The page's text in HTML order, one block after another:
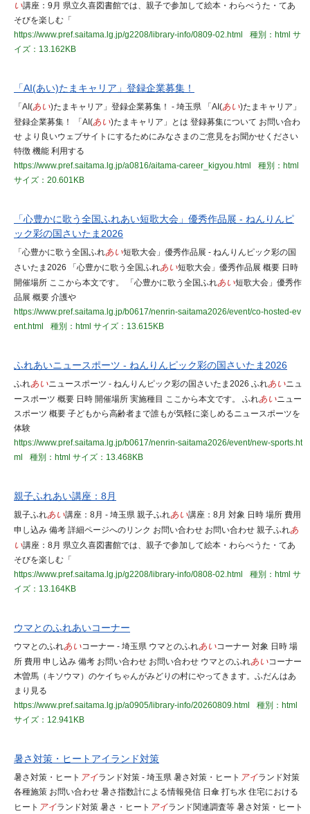
い講座：9月 県立久喜図書館では、親子で参加して絵本・わらべうた・てあ
そびを楽しむ「
https://www.pref.saitama.lg.jp/g2208/library-info/0809-02.html
種別：html サ
イズ：13.162KB
「AI(あい)たまキャリア」登録企業募集！
「AI(あい)たまキャリア」登録企業募集！ - 埼玉県 「AI(あい)たまキャリア」
登録企業募集！ 「AI(あい)たまキャリア」とは 登録募集について お問い合わ
せ より良いウェブサイトにするためにみなさまのご意見をお聞かせください
特徴 機能 利用する
https://www.pref.saitama.lg.jp/a0816/aitama-career_kigyou.html
種別：html
サイズ：20.601KB
「心豊かに歌う全国ふれあい短歌大会」優秀作品展 - ねんりんピ
ック彩の国さいたま2026
「心豊かに歌う全国ふれあい短歌大会」優秀作品展 - ねんりんピック彩の国
さいたま2026 「心豊かに歌う全国ふれあい短歌大会」優秀作品展 概要 日時
開催場所 ここから本文です。 「心豊かに歌う全国ふれあい短歌大会」優秀作
品展 概要 介護や
https://www.pref.saitama.lg.jp/b0617/nenrin-saitama2026/event/co-hosted-ev
ent.html
種別：html サイズ：13.615KB
ふれあいニュースポーツ - ねんりんピック彩の国さいたま2026
ふれあいニュースポーツ - ねんりんピック彩の国さいたま2026 ふれあいニュ
ースポーツ 概要 日時 開催場所 実施種目 ここから本文です。 ふれあいニュー
スポーツ 概要 子どもから高齢者まで誰もが気軽に楽しめるニュースポーツを
体験
https://www.pref.saitama.lg.jp/b0617/nenrin-saitama2026/event/new-sports.ht
ml
種別：html サイズ：13.468KB
親子ふれあい講座：8月
親子ふれあい講座：8月 - 埼玉県 親子ふれあい講座：8月 対象 日時 場所 費用
申し込み 備考 詳細ページへのリンク お問い合わせ お問い合わせ 親子ふれあ
い講座：8月 県立久喜図書館では、親子で参加して絵本・わらべうた・てあ
そびを楽しむ「
https://www.pref.saitama.lg.jp/g2208/library-info/0808-02.html
種別：html サ
イズ：13.164KB
ウマとのふれあいコーナー
ウマとのふれあいコーナー - 埼玉県 ウマとのふれあいコーナー 対象 日時 場
所 費用 申し込み 備考 お問い合わせ お問い合わせ ウマとのふれあいコーナー
木曽馬（キソウマ）のケイちゃんがみどりの村にやってきます。ふだんはあ
まり見る
https://www.pref.saitama.lg.jp/a0905/library-info/20260809.html
種別：html
サイズ：12.941KB
暑さ対策・ヒートアイランド対策
暑さ対策・ヒート アイランド対策 - 埼玉県 暑さ対策・ヒート アイランド対策
各種施策 お問い合わせ 暑さ指数計による情報発信 日傘 打ち水 住宅における
ヒート アイランド対策 暑さ・ヒート アイランド関連調査等 暑さ対策・ヒート